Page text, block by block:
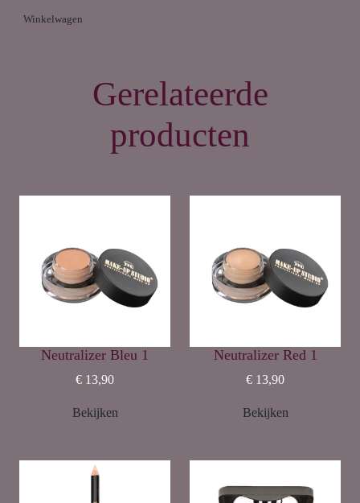
Winkelwagen
Gerelateerde
producten
Neutralizer Bleu 1
€ 13,90
Bekijken
Neutralizer Red 1
€ 13,90
Bekijken